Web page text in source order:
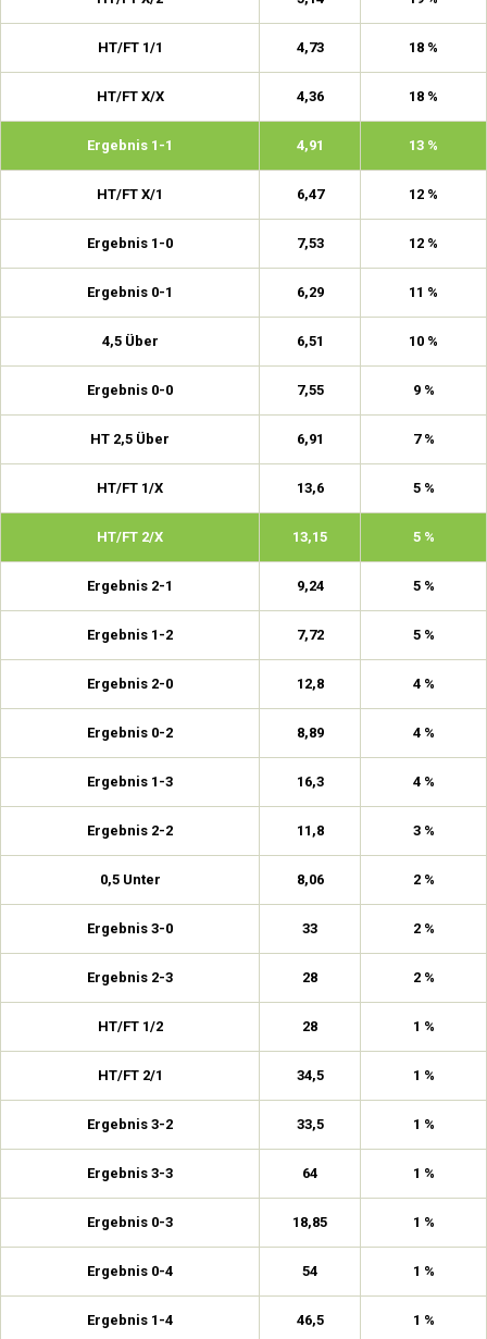
HT/FT 1/1 4,73 18 %
HT/FT X/X 4,36 18 %
Ergebnis 1-1 4,91 13 %
HT/FT X/1 6,47 12 %
Ergebnis 1-0 7,53 12 %
Ergebnis 0-1 6,29 11 %
4,5 Über 6,51 10 %
Ergebnis 0-0 7,55 9 %
HT 2,5 Über 6,91 7 %
HT/FT 1/X 13,6 5 %
HT/FT 2/X 13,15 5 %
Ergebnis 2-1 9,24 5 %
Ergebnis 1-2 7,72 5 %
Ergebnis 2-0 12,8 4 %
Ergebnis 0-2 8,89 4 %
Ergebnis 1-3 16,3 4 %
Ergebnis 2-2 11,8 3 %
0,5 Unter 8,06 2 %
Ergebnis 3-0 33 2 %
Ergebnis 2-3 28 2 %
HT/FT 1/2 28 1 %
HT/FT 2/1 34,5 1 %
Ergebnis 3-2 33,5 1 %
Ergebnis 3-3 64 1 %
Ergebnis 0-3 18,85 1 %
Ergebnis 0-4 54 1 %
Ergebnis 1-4 46,5 1 %